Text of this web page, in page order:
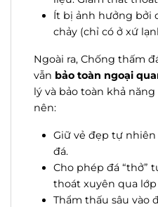
Ít bị ảnh hưởng bởi
chảy (chỉ có ở xứ
Ngoài ra, Chống thấm
vẫn bảo toàn ngoại
lý và bảo toàn khả
nên:
Giữ vẻ đẹp tự
đá.
Cho phép đá “thở”
thoát xuyên qua
Thẩm thấu sâu vào